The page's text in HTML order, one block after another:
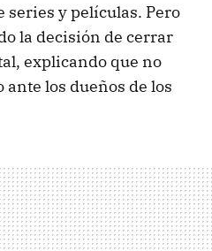
series y películas. Pero
la decisión de cerrar
explicando que no
los dueños de los